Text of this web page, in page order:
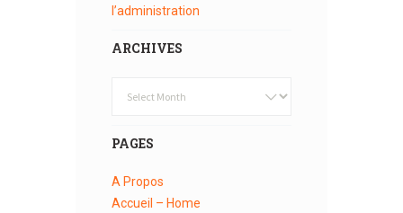
l’administration
ARCHIVES
PAGES
A Propos
Accueil – Home